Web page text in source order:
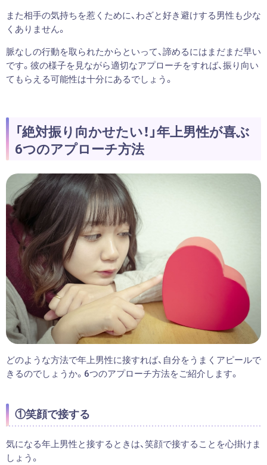
また相手の気持ちを惹くために、わざと好き避けする男性も少な
くありません。
脈なしの行動を取られたからといって、諦めるにはまだまだ早い
です。彼の様子を見ながら適切なアプローチをすれば、振り向い
てもらえる可能性は十分にあるでしょう。
「絶対振り向かせたい！」年上男性が喜ぶ
6つのアプローチ方法
どのような方法で年上男性に接すれば、自分をうまくアピールで
きるのでしょうか。6つのアプローチ方法をご紹介します。
①笑顔で接する
気になる年上男性と接するときは、笑顔で接することを心掛けま
しょう。